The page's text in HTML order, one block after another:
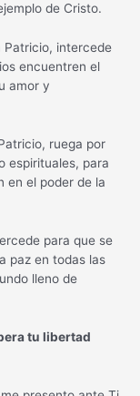
de Cristo.
Patricio, intercede
encuentren el
amor y
ruega por
espirituales, para
en el poder de la
para que se
paz en todas las
lleno de
tu libertad